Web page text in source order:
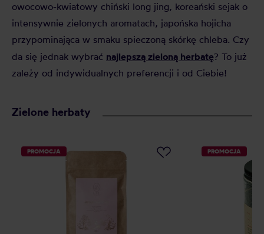
owocowo-kwiatowy chiński long jing, koreański sejak o
intensywnie zielonych aromatach, japońska hojicha
przypominająca w smaku spieczoną skórkę chleba. Czy
da się jednak wybrać najlepszą zieloną herbatę? To już
zależy od indywidualnych preferencji i od Ciebie!
Zielone herbaty
PROMOCJA PROMOCJA